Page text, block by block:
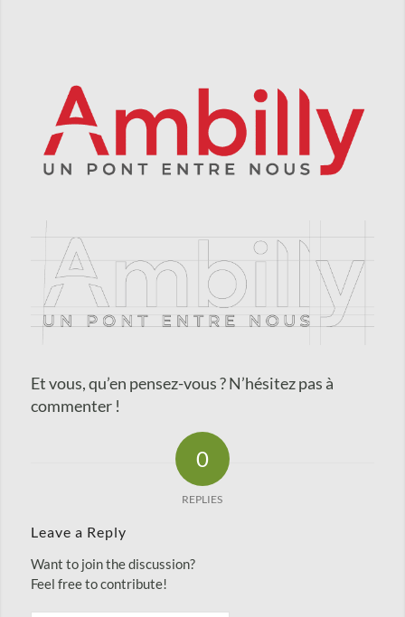
Et vous, qu’en pensez-vous ? N’hésitez pas à
commenter !
0
REPLIES
Leave a Reply
Want to join the discussion?
Feel free to contribute!